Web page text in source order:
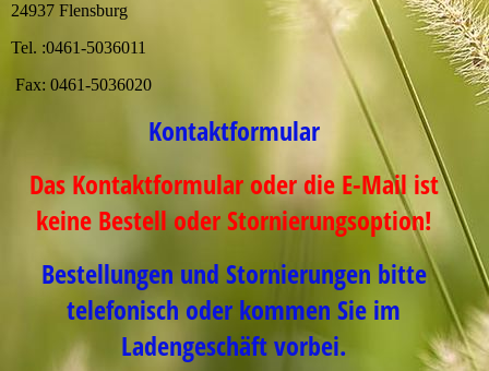
24937 Flensburg
Tel. :0461-5036011
Fax: 0461-5036020
Kontaktformular
Das Kontaktformular oder die E-Mail ist
keine Bestell oder Stornierungsoption!
Bestellungen und Stornierungen bitte
telefonisch oder kommen Sie im
Ladengeschäft vorbei.